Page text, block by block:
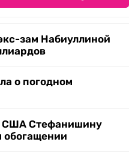
зам Набиуллиной
о погодном
США Стефанишину
обогащении